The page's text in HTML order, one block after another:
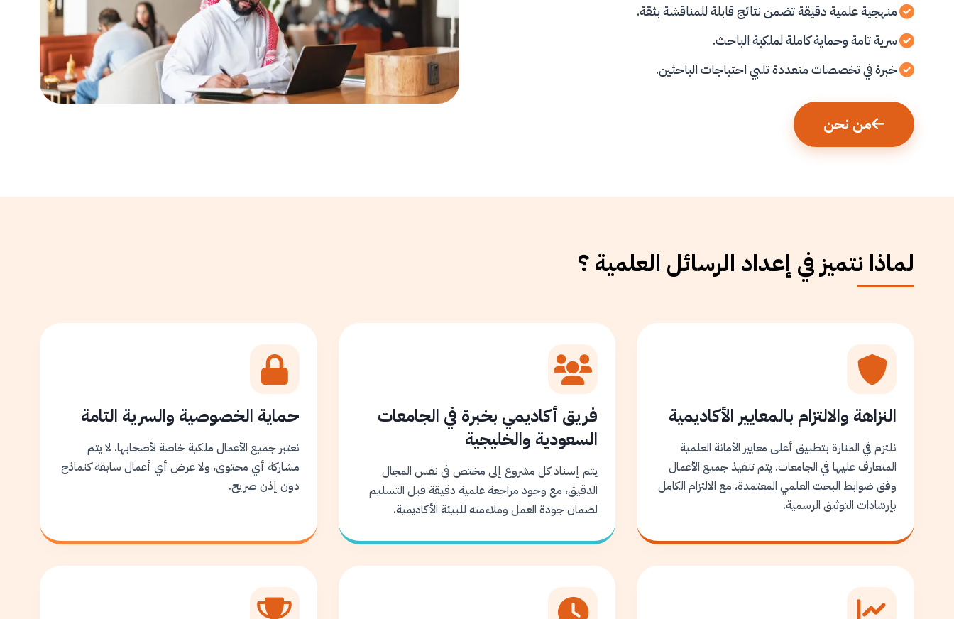
منهجية علمية دقيقة تضمن نتائج قابلة للمناقشة بثقة.
سرية تامة وحماية كاملة لملكية الباحث.
خبرة في تخصصات متعددة تلبي احتياجات الباحثين.
من نحن
لماذا نتميز في إعداد الرسائل العلمية ؟
النزاهة والالتزام بالمعايير الأكاديمية
نلتزم في المنارة بتطبيق أعلى معايير الأمانة العلمية
المتعارف عليها في الجامعات. يتم تنفيذ جميع الأعمال
وفق ضوابط البحث العلمي المعتمدة، مع الالتزام الكامل
بإرشادات التوثيق الرسمية.
فريق أكاديمي بخبرة في الجامعات
السعودية والخليجية
يتم إسناد كل مشروع إلى مختص في نفس المجال
الدقيق، مع وجود مراجعة علمية دقيقة قبل التسليم
لضمان جودة العمل وملاءمته للبيئة الأكاديمية.
حماية الخصوصية والسرية التامة
نعتبر جميع الأعمال ملكية خاصة لأصحابها، لا يتم
مشاركة أي محتوى، ولا عرض أي أعمال سابقة كنماذج
دون إذن صريح.